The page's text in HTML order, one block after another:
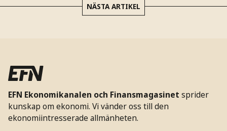
NÄSTA ARTIKEL
EFN Ekonomikanalen och Finansmagasinet sprider
kunskap om ekonomi. Vi vänder oss till den
ekonomiintresserade allmänheten.